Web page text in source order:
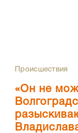
Происшествия
«Он не